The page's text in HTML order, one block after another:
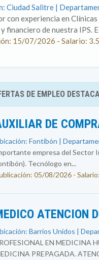
Ciudad Salitre |
con experiencia en
financiero de nuestra IPS.
15/07/2026 - Salario:
DE EMPLEO
DE
Fontibón |
empresa del Sector
Tecnólogo en...
05/08/2026 -
ATENCION
Barrios Unidos |
EN MEDICINA
PREPAGADA.